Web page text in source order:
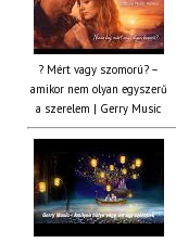
? Mért vagy szomorú? –
amikor nem olyan egyszerű
a szerelem | Gerry Music